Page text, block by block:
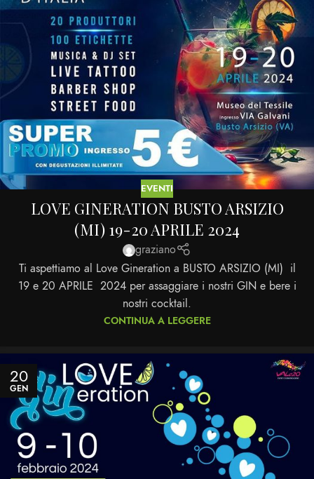
EVENTI
LOVE GINERATION BUSTO ARSIZIO
(MI) 19-20 APRILE 2024
graziano
Ti aspettiamo al Love Gineration a BUSTO ARSIZIO (MI) il
19 e 20 APRILE 2024 per assaggiare i nostri GIN e bere i
nostri cocktail.
CONTINUA A LEGGERE
20
GEN